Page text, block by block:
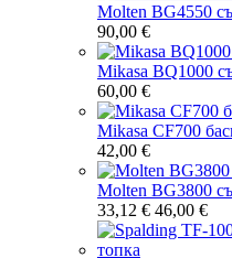
Molten BG4550
90,00 €
Mikasa BQ1000
60,00 €
Mikasa CF700
42,00 €
Molten BG3800
33,12 € 46,00 €